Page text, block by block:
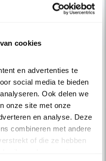
cookies
en advertenties te
social media te bieden
Ook delen we
onze site met onze
en analyse. Deze
combineren met andere
of die ze hebben